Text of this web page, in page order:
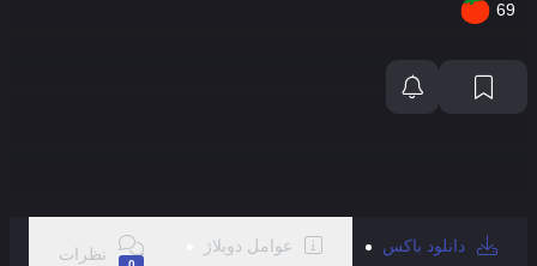
دانلود باکس عوامل دوبلاژ نظرات